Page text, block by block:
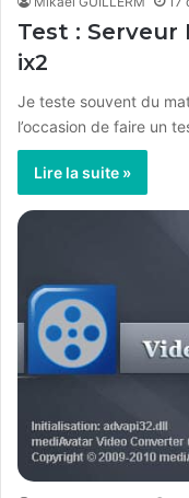
Test : Serveur
ix2
Je teste souvent du
l’occasion de faire un
Lire la suite »